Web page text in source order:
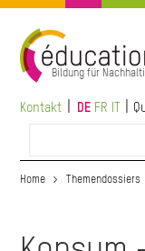
Direkt
Inhalt
Bildung für
Kontakt DE FR
Home Themendossiers